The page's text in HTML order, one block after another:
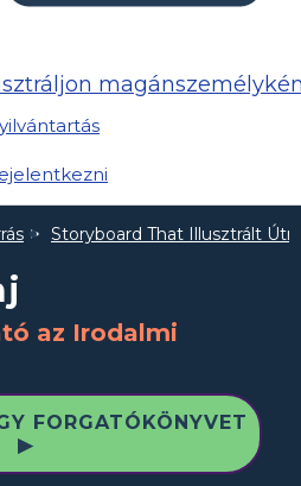
Storyboard That Illusztrált
az Irodalmi
FORGATÓKÖNYVET
▶